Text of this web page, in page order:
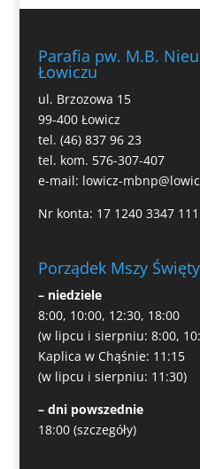
Parafia pw. M.B.
Łowiczu
ul. Brzozowa 15
99-400 Łowicz
tel. (46) 837 96 23
tel. kom. 576-307-407
e-mail: lowicz-
Nr konta: 17 1240 3347
Porządek Mszy
– niedziele
8:00, 10:00, 12:30, 18:00
(w lipcu i sierpniu: 8:00,
Kaplica w Chąśnie: 11:15
(w lipcu i sierpniu: 11:30)
– dni powszednie
18:00 (szczegóły)